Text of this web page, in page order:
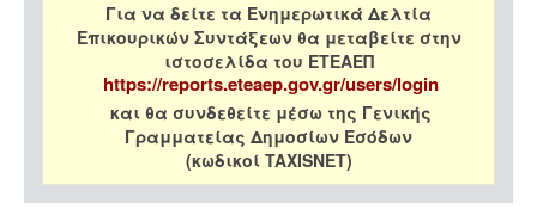
Για να δείτε τα Ενημερωτικά Δελτία
Επικουρικών Συντάξεων θα μεταβείτε στην
ιστοσελίδα του ΕΤΕΑΕΠ
https://reports.eteaep.gov.gr/users/login
και θα συνδεθείτε μέσω της Γενικής
Γραμματείας Δημοσίων Εσόδων
(κωδικοί TAXISNET)